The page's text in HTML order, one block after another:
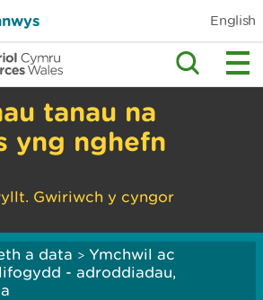
English
tanau na
yng nghefn
Gwiriwch y cyngor
a data > Ymchwil ac
- adroddiadau,